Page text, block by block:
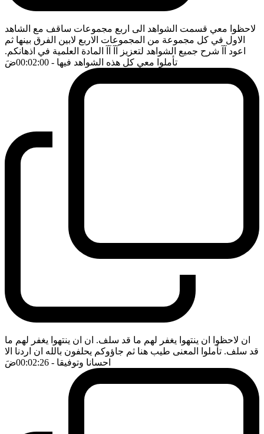
لاحظوا معي قسمت الشواهد الى اربع مجموعات ساقف مع الشاهد
الاول في كل مجموعة من المجموعات الاربع لابين الفرق بينها ثم
اعود آآ شرح جميع الشواهد لتعزيز آآ آآ المادة العلمية في اذهانكم.
تأملوا معي كل هذه الشواهد فيها - 00:02:00 ضَ
ان لاحظوا ان ينتهوا يغفر لهم ما قد سلف. ان ان ينتهوا يغفر لهم ما
قد سلف. تأملوا المعنى طيب هنا ثم جاؤوكم يحلفون بالله ان اردنا الا
احسانا وتوفيقا - 00:02:26 ضَ